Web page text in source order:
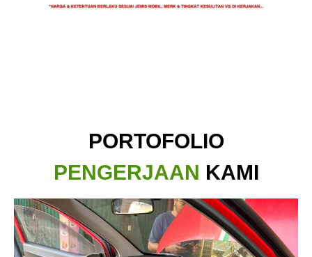
PORTOFOLIO
PENGERJAAN KAMI